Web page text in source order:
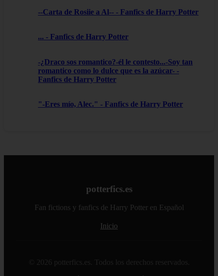
--Carta de Rosiie a Al-- - Fanfics de Harry Potter
... - Fanfics de Harry Potter
-¿Draco sos romantico?-él le contesto...-Soy tan
romantico como lo dulce que es la azúcar- -
Fanfics de Harry Potter
"-Eres mío, Alec." - Fanfics de Harry Potter
potterfics.es
Fan fictions y fanfics de Harry Potter en Español
Inicio
© 2026 potterfics.es. Todos los derechos reservados.